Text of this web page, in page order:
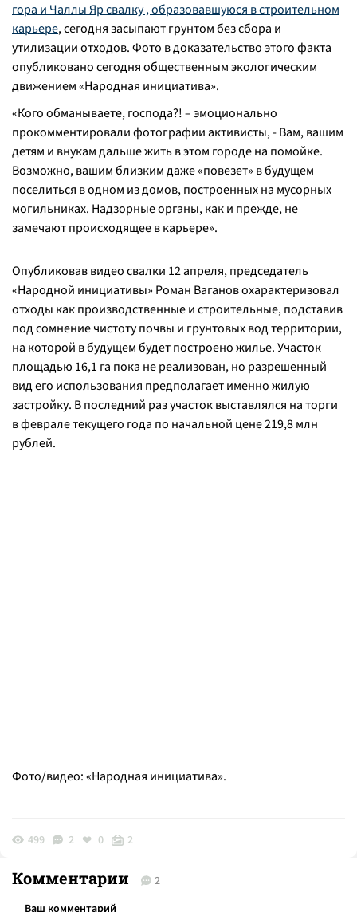
гора и Чаллы Яр свалку , образовавшуюся в строительном
карьере, сегодня засыпают грунтом без сбора и
утилизации отходов. Фото в доказательство этого факта
опубликовано сегодня общественным экологическим
движением «Народная инициатива».
«Кого обманываете, господа?! – эмоционально
прокомментировали фотографии активисты, - Вам, вашим
детям и внукам дальше жить в этом городе на помойке.
Возможно, вашим близким даже «повезет» в будущем
поселиться в одном из домов, построенных на мусорных
могильниках. Надзорные органы, как и прежде, не
замечают происходящее в карьере».
Опубликовав видео свалки 12 апреля, председатель
«Народной инициативы» Роман Ваганов охарактеризовал
отходы как производственные и строительные, подставив
под сомнение чистоту почвы и грунтовых вод территории,
на которой в будущем будет построено жилье. Участок
площадью 16,1 га пока не реализован, но разрешенный
вид его использования предполагает именно жилую
застройку. В последний раз участок выставлялся на торги
в феврале текущего года по начальной цене 219,8 млн
рублей.
Фото/видео: «Народная инициатива».
499 2 0 2
Комментарии 2